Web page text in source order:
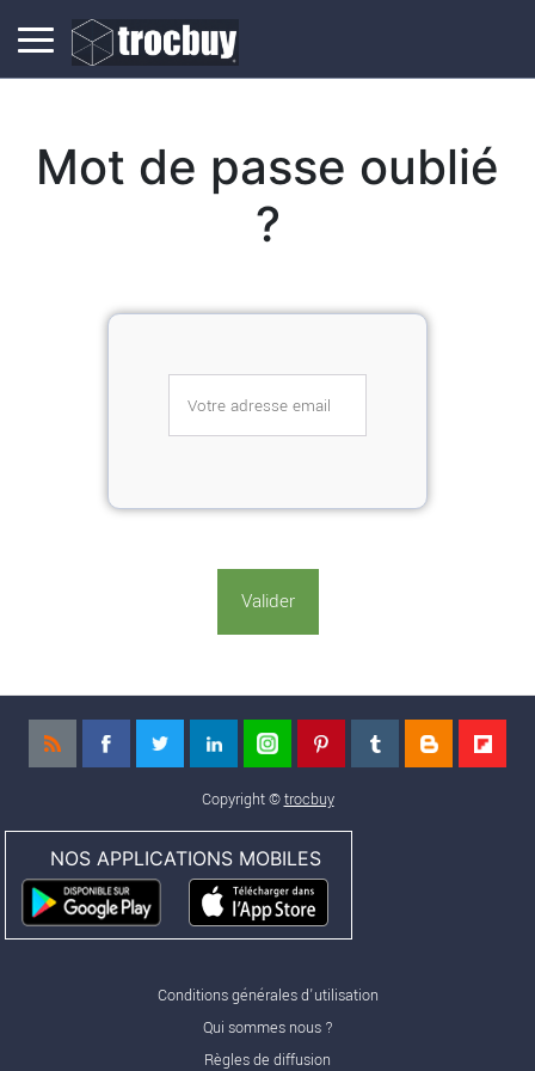
Mot de passe oublié
?
Copyright ©trocbuy
NOS APPLICATIONS MOBILES
Conditions générales d'utilisation
Qui sommes nous ?
Règles de diffusion